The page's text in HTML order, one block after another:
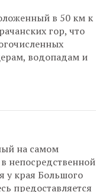
в 50 км к
гор, что
водопадам и
на самом
непосредственной
у края Большого
предоставляется